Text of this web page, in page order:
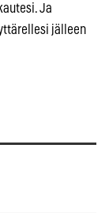
Ja
jälleen